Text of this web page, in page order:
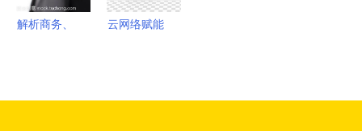
核心支撑
解析商务、
云网络赋能